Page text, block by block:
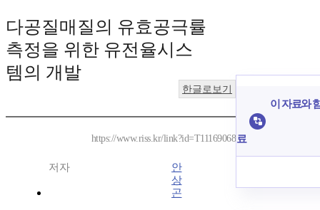
다공질매질의 유효공극률
측정을 위한 유전율시스
템의 개발
한글로보기
https://www.riss.kr/link?id=T11169068
저자
안
상
곤
이 자료와
료